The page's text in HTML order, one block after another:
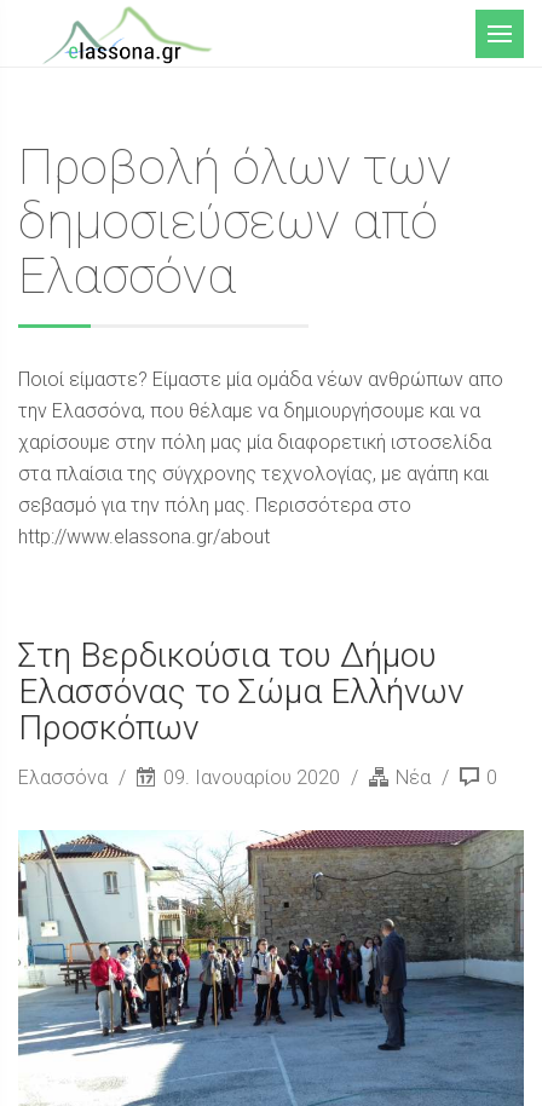
Μενού
Προβολή όλων των
δημοσιεύσεων από
Ελασσόνα
Ποιοί είμαστε? Είμαστε μία ομάδα νέων ανθρώπων απο
την Ελασσόνα, που θέλαμε να δημιουργήσουμε και να
χαρίσουμε στην πόλη μας μία διαφορετική ιστοσελίδα
στα πλαίσια της σύγχρονης τεχνολογίας, με αγάπη και
σεβασμό για την πόλη μας. Περισσότερα στο
http://www.elassona.gr/about
Στη Βερδικούσια του Δήμου
Ελασσόνας το Σώμα Ελλήνων
Προσκόπων
Ελασσόνα 09. Ιανουαρίου 2020 Νέα 0